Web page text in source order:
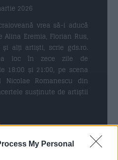
My Personal
2026
vrea să-i aducă
Alina Eremia, Florian Rus,
alți artiști, scrie gds.ro.
loc în zece zile de
18:00 și 21:00, pe scena
Romanescu din
susținute de artiștii